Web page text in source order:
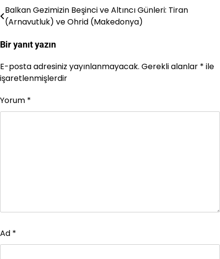
Yazı
gezinmesi
Balkan Gezimizin Beşinci ve Altıncı Günleri: Tiran
(Arnavutluk) ve Ohrid (Makedonya)
Bir yanıt yazın
E-posta adresiniz yayınlanmayacak. Gerekli alanlar * ile
işaretlenmişlerdir
Yorum *
Ad *